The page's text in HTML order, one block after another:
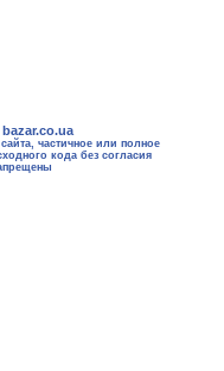
частичное или полное
кода без согласия